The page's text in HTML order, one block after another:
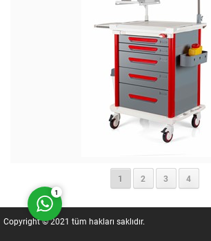
1 2 3 4
Copyright © 2021 tüm hakları saklıdır.
Müşteri Temsilcisi
1